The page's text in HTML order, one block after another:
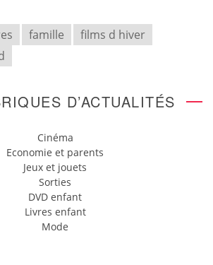
famille
films d hiver
D’ACTUALITÉS
Cinéma
Economie et parents
Jeux et jouets
Sorties
DVD enfant
Livres enfant
Mode